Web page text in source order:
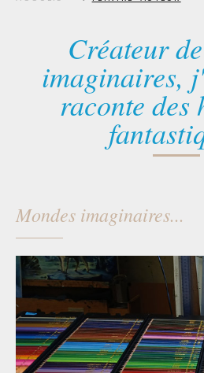
Créateur
imaginaires,
raconte des
Mondes imaginaires...